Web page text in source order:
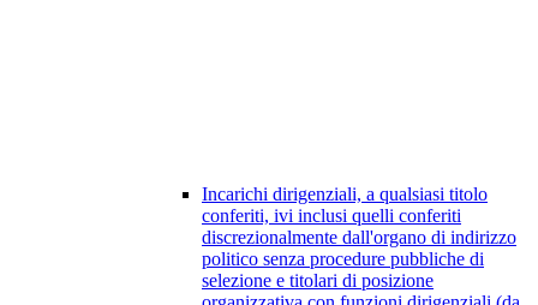
Incarichi dirigenziali, a qualsiasi titolo
conferiti, ivi inclusi quelli conferiti
discrezionalmente dall'organo di indirizzo
politico senza procedure pubbliche di
selezione e titolari di posizione